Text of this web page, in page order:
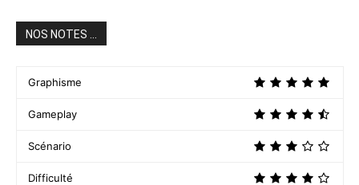
NOS NOTES ...
Graphisme
Gameplay
Scénario
Difficulté